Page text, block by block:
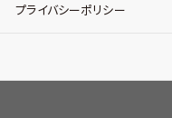
プライバシーポリシー